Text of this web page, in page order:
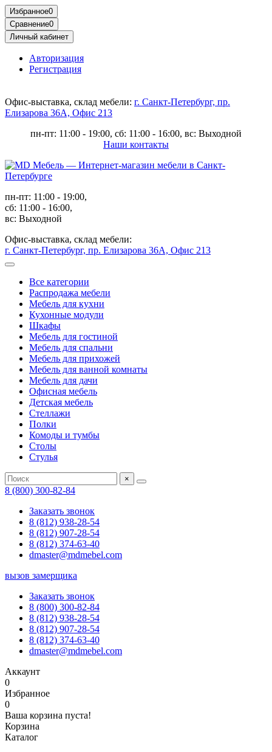
Избранное0
Сравнение0
Личный кабинет
Авторизация
Регистрация
Офис-выставка, склад мебели: г. Санкт-Петербург, пр.
Елизарова 36А, Офис 213
пн-пт: 11:00 - 19:00, сб: 11:00 - 16:00, вс: Выходной
Наши контакты
пн-пт: 11:00 - 19:00,
сб: 11:00 - 16:00,
вс: Выходной
Офис-выставка, склад мебели:
г. Санкт-Петербург, пр. Елизарова 36А, Офис 213
Все категории
Распродажа мебели
Мебель для кухни
Кухонные модули
Шкафы
Мебель для гостиной
Мебель для спальни
Мебель для прихожей
Мебель для ванной комнаты
Мебель для дачи
Офисная мебель
Детская мебель
Стеллажи
Полки
Комоды и тумбы
Столы
Стулья
×
8 (800) 300-82-84
Заказать звонок
8 (812) 938-28-54
8 (812) 907-28-54
8 (812) 374-63-40
dmaster@mdmebel.com
вызов замерщика
Заказать звонок
8 (800) 300-82-84
8 (812) 938-28-54
8 (812) 907-28-54
8 (812) 374-63-40
dmaster@mdmebel.com
Аккаунт
0
Избранное
0
Ваша корзина пуста!
Корзина
Каталог